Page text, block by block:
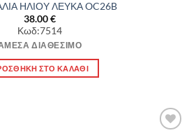
ΗΛΙΟΥ ΛΕΥΚΑ OC26B
38.00€
Κωδ:7514
ΔΙΑΘΈΣΙΜΟ
ΣΤΟ ΚΑΛΆΘΙ